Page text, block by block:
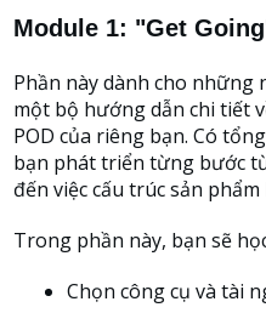
Module 1: "Get
Phần này dành cho những
một bộ hướng dẫn chi tiết
POD của riêng bạn. Có
bạn phát triển từng bước
đến việc cấu trúc sản phẩm
Trong phần này, bạn sẽ
Chọn công cụ và tài